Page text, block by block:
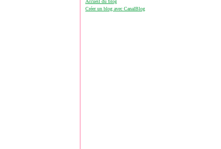
Accueil du blog
Créer un blog avec CanalBlog